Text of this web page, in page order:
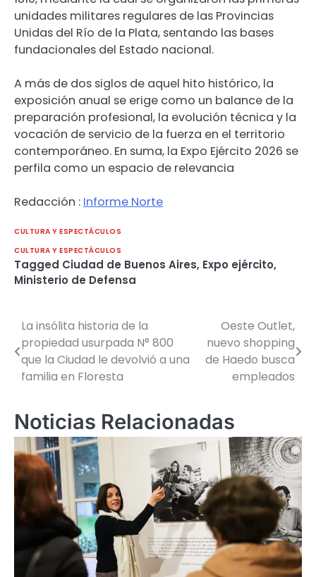
unidades militares regulares de las Provincias
Unidas del Río de la Plata, sentando las bases
fundacionales del Estado nacional.
A más de dos siglos de aquel hito histórico, la
exposición anual se erige como un balance de la
preparación profesional, la evolución técnica y la
vocación de servicio de la fuerza en el territorio
contemporáneo. En suma, la Expo Ejército 2026 se
perfila como un espacio de relevancia
Redacción : Informe Norte
CULTURA Y ESPECTÁCULOS
CULTURA Y ESPECTÁCULOS
Tagged Ciudad de Buenos Aires, Expo ejército,
Ministerio de Defensa
Navegación
de
entradas
La insólita historia de la
propiedad usurpada N° 800
que la Ciudad le devolvió a una
familia en Floresta
Oeste Outlet,
nuevo shopping
de Haedo busca
empleados
Noticias Relacionadas